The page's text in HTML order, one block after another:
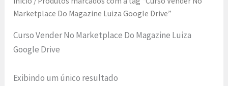
Marketplace Do Magazine Luiza Google Drive”
Curso Vender No Marketplace Do Magazine Luiza
Google Drive
Exibindo um único resultado